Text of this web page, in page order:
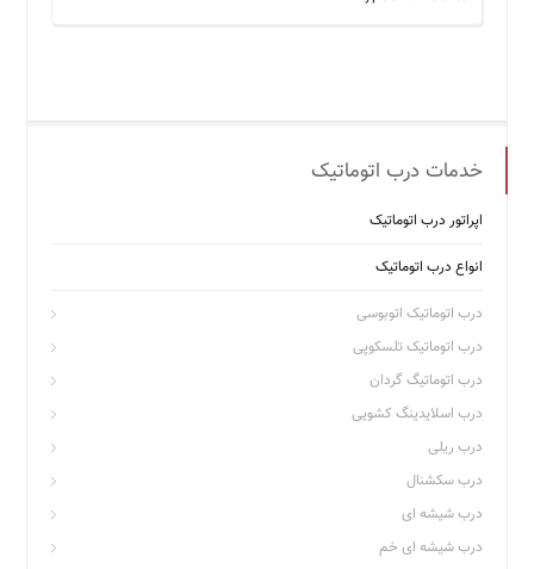
خدمات درب اتوماتیک
اپراتور درب اتوماتیک
انواع درب اتوماتیک
درب اتوماتیک اتوبوسی
درب اتوماتیک تلسکوپی
درب اتوماتیگ گردان
درب اسلایدینگ کشویی
درب ریلی
درب سکشنال
درب شیشه ای
درب شیشه ای خم